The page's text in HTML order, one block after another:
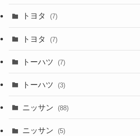
トヨタ (7)
トヨタ (7)
トーハツ (7)
トーハツ (3)
ニッサン (88)
ニッサン (5)